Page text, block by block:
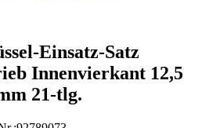
Stecknuss
Einsatz-Satz
Innenvierkant 12,5
21-tlg.